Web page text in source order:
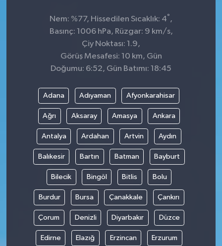
Nem: %77, Hissedilen Sıcaklık: 4° ,
Basınç: 1006 hPa, Rüzgar: 9 km/s,
Çiy Noktası: 1.9,
Görüş Mesafesi: 10 km, Gün
Doğumu: 6:52, Gün Batımı: 18:45
Adana Adıyaman Afyonkarahisar
Ağrı Aksaray Amasya Ankara
Antalya Ardahan Artvin Aydın
Balıkesir Bartın Batman Bayburt
Bilecik Bingöl Bitlis Bolu
Burdur Bursa Çanakkale Çankırı
Çorum Denizli Diyarbakır Düzce
Edirne Elazığ Erzincan Erzurum